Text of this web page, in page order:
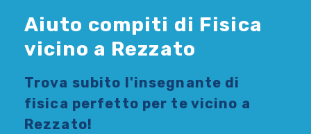
Aiuto compiti di Fisica
vicino a Rezzato
Trova subito l'insegnante di
fisica perfetto per te vicino a
Rezzato!